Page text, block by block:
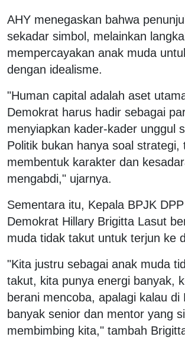
AHY menegaskan bahwa
sekadar simbol, melainkan
mempercayakan anak muda
dengan idealisme.
"Human capital adalah aset
Demokrat harus hadir sebagai
menyiapkan kader-kader unggul
Politik bukan hanya soal strategi,
membentuk karakter dan
mengabdi," ujarnya.
Sementara itu, Kepala BPJK
Demokrat Hillary Brigitta Lasut
muda tidak takut untuk terjun ke
"Kita justru sebagai anak muda
takut, kita punya energi banyak,
berani mencoba, apalagi kalau di
banyak senior dan mentor yang
membimbing kita," tambah